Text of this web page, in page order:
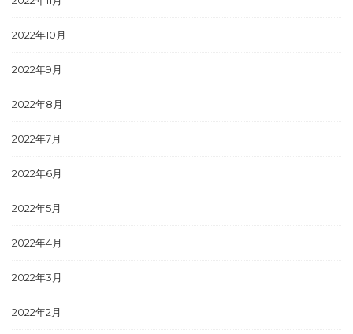
2022年10月
2022年9月
2022年8月
2022年7月
2022年6月
2022年5月
2022年4月
2022年3月
2022年2月